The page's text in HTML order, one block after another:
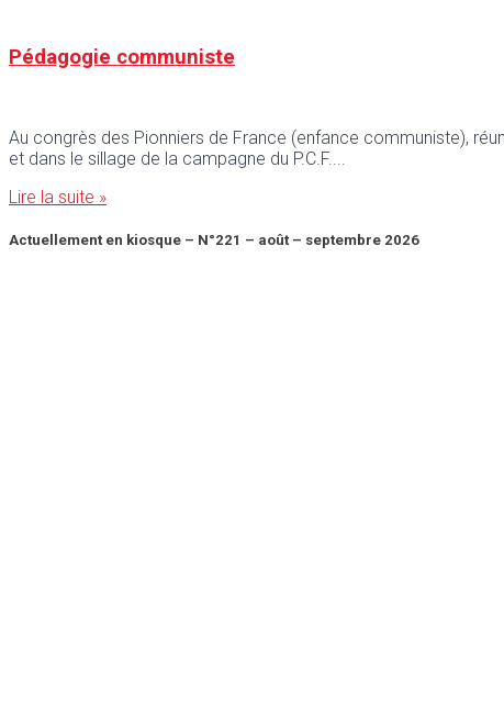
Pédagogie communiste
Au congrès des Pionniers de France (enfance communiste),
et dans le sillage de la campagne du P.C.F.
Lire la suite »
Actuellement en kiosque – N°221 – août – septembre 2026